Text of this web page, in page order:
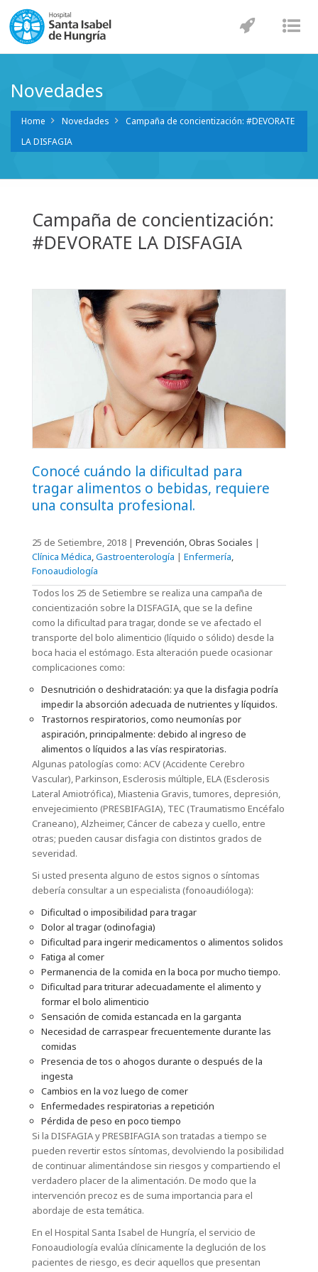
Novedades
Home Novedades
Campaña de concientización: #DEVORATE
LA DISFAGIA
Campaña de concientización:
#DEVORATE LA DISFAGIA
Conocé cuándo la dificultad para
tragar alimentos o bebidas, requiere
una consulta profesional.
25 de Setiembre, 2018 | Prevención, Obras Sociales |
Clínica Médica,Gastroenterología | Enfermería,
Fonoaudiología
Todos los 25 de Setiembre se realiza una campaña de
concientización sobre la DISFAGIA, que se la define
como la dificultad para tragar, donde se ve afectado el
transporte del bolo alimenticio (líquido o sólido) desde la
boca hacia el estómago. Esta alteración puede ocasionar
complicaciones como:
Desnutrición o deshidratación: ya que la disfagia podría
impedir la absorción adecuada de nutrientes y líquidos.
Trastornos respiratorios, como neumonías por
aspiración, principalmente: debido al ingreso de
alimentos o líquidos a las vías respiratorias.
Algunas patologías como: ACV (Accidente Cerebro
Vascular), Parkinson, Esclerosis múltiple, ELA (Esclerosis
Lateral Amiotrófica), Miastenia Gravis, tumores, depresión,
envejecimiento (PRESBIFAGIA), TEC (Traumatismo Encéfalo
Craneano), Alzheimer, Cáncer de cabeza y cuello, entre
otras; pueden causar disfagia con distintos grados de
severidad.
Si usted presenta alguno de estos signos o síntomas
debería consultar a un especialista (fonoaudióloga):
Dificultad o imposibilidad para tragar
Dolor al tragar (odinofagia)
Dificultad para ingerir medicamentos o alimentos solidos
Fatiga al comer
Permanencia de la comida en la boca por mucho tiempo.
Dificultad para triturar adecuadamente el alimento y
formar el bolo alimenticio
Sensación de comida estancada en la garganta
Necesidad de carraspear frecuentemente durante las
comidas
Presencia de tos o ahogos durante o después de la
ingesta
Cambios en la voz luego de comer
Enfermedades respiratorias a repetición
Pérdida de peso en poco tiempo
Si la DISFAGIA y PRESBIFAGIA son tratadas a tiempo se
pueden revertir estos síntomas, devolviendo la posibilidad
de continuar alimentándose sin riesgos y compartiendo el
verdadero placer de la alimentación. De modo que la
intervención precoz es de suma importancia para el
abordaje de esta temática.
En el Hospital Santa Isabel de Hungría, el servicio de
Fonoaudiología evalúa clínicamente la deglución de los
pacientes de riesgo, es decir aquellos que presentan